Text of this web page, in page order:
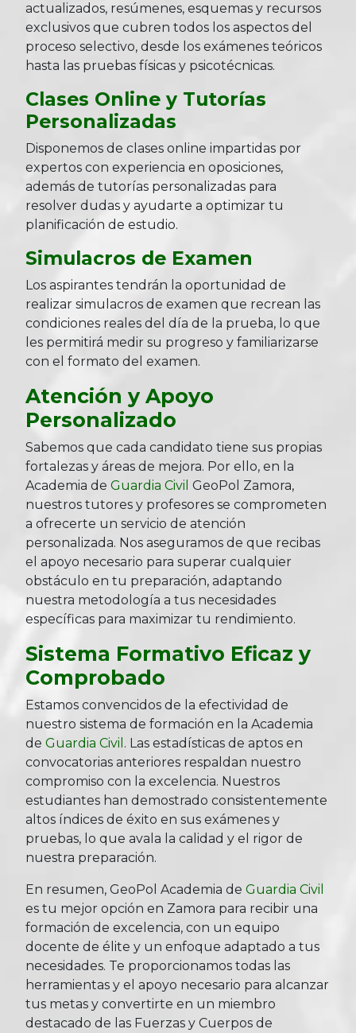
actualizados, resúmenes, esquemas y recursos
exclusivos que cubren todos los aspectos del
proceso selectivo, desde los exámenes teóricos
hasta las pruebas físicas y psicotécnicas.
Clases Online y Tutorías
Personalizadas
Disponemos de clases online impartidas por
expertos con experiencia en oposiciones,
además de tutorías personalizadas para
resolver dudas y ayudarte a optimizar tu
planificación de estudio.
Simulacros de Examen
Los aspirantes tendrán la oportunidad de
realizar simulacros de examen que recrean las
condiciones reales del día de la prueba, lo que
les permitirá medir su progreso y familiarizarse
con el formato del examen.
Atención y Apoyo
Personalizado
Sabemos que cada candidato tiene sus propias
fortalezas y áreas de mejora. Por ello, en la
Academia de Guardia Civil GeoPol Zamora,
nuestros tutores y profesores se comprometen
a ofrecerte un servicio de atención
personalizada. Nos aseguramos de que recibas
el apoyo necesario para superar cualquier
obstáculo en tu preparación, adaptando
nuestra metodología a tus necesidades
específicas para maximizar tu rendimiento.
Sistema Formativo Eficaz y
Comprobado
Estamos convencidos de la efectividad de
nuestro sistema de formación en la Academia
de Guardia Civil . Las estadísticas de aptos en
convocatorias anteriores respaldan nuestro
compromiso con la excelencia. Nuestros
estudiantes han demostrado consistentemente
altos índices de éxito en sus exámenes y
pruebas, lo que avala la calidad y el rigor de
nuestra preparación.
En resumen, GeoPol Academia de Guardia Civil
es tu mejor opción en Zamora para recibir una
formación de excelencia, con un equipo
docente de élite y un enfoque adaptado a tus
necesidades. Te proporcionamos todas las
herramientas y el apoyo necesario para alcanzar
tus metas y convertirte en un miembro
destacado de las Fuerzas y Cuerpos de